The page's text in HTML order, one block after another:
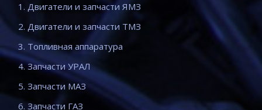
1. Двигатели и запчасти ЯМЗ
2. Двигатели и запчасти ТМЗ
3. Топливная аппаратура
4. Запчасти УРАЛ
5. Запчасти МАЗ
6. Запчасти ГАЗ